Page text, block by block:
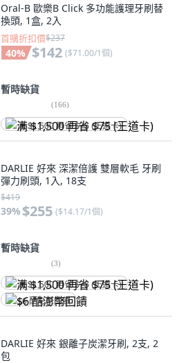
Oral-B 歐樂B Click 多功能護理牙刷替
換頭, 1盒, 2入
首購折扣價$237
40% $142 ($71.00/1個)
暫時缺貨
(166)
满 $1,500 再省 $75 (王道卡)
DARLIE 好來 深潔倍護 雙層軟毛 牙刷
彈力刷頭, 1入, 18支
$419
39% $255 ($14.17/1個)
暫時缺貨
(3)
满 $1,500 再省 $75 (王道卡)
$6 酷澎幣回饋
DARLIE 好來 銀離子炭潔牙刷, 2支, 2
包